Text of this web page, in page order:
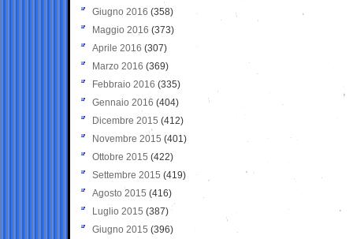
Giugno 2016 (358)
Maggio 2016 (373)
Aprile 2016 (307)
Marzo 2016 (369)
Febbraio 2016 (335)
Gennaio 2016 (404)
Dicembre 2015 (412)
Novembre 2015 (401)
Ottobre 2015 (422)
Settembre 2015 (419)
Agosto 2015 (416)
Luglio 2015 (387)
Giugno 2015 (396)